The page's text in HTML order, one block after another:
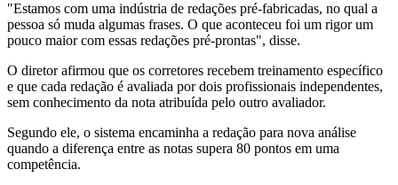
"Estamos com uma indústria de redações pré-fabricadas, no qual a
pessoa só muda algumas frases. O que aconteceu foi um rigor um
pouco maior com essas redações pré-prontas", disse.
O diretor afirmou que os corretores recebem treinamento específico
e que cada redação é avaliada por dois profissionais independentes,
sem conhecimento da nota atribuída pelo outro avaliador.
Segundo ele, o sistema encaminha a redação para nova análise
quando a diferença entre as notas supera 80 pontos em uma
competência.